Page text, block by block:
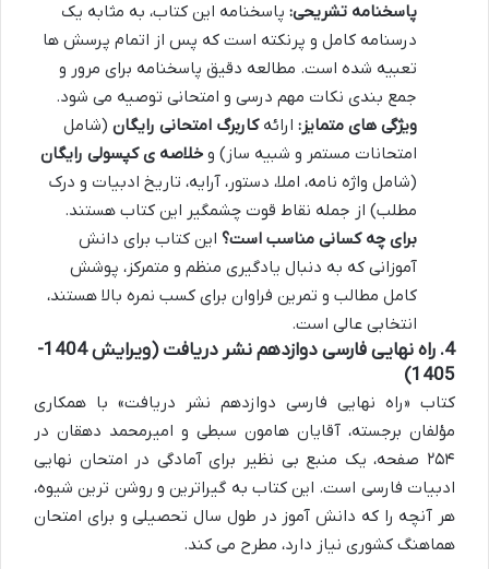
پاسخنامه تشریحی: پاسخنامه این کتاب، به مثابه یک
درسنامه کامل و پرنکته است که پس از اتمام پرسش ها
تعبیه شده است. مطالعه دقیق پاسخنامه برای مرور و
جمع بندی نکات مهم درسی و امتحانی توصیه می شود.
ویژگی های متمایز: ارائهکاربرگ امتحانی رایگان (شامل
امتحانات مستمر و شبیه ساز) و خلاصه ی کپسولی رایگان
(شامل واژه نامه، املا، دستور، آرایه، تاریخ ادبیات و درک
مطلب) از جمله نقاط قوت چشمگیر این کتاب هستند.
برای چه کسانی مناسب است؟ این کتاب برای دانش
آموزانی که به دنبال یادگیری منظم و متمرکز، پوشش
کامل مطالب و تمرین فراوان برای کسب نمره بالا هستند،
انتخابی عالی است.
4. راه نهایی فارسی دوازدهم نشر دریافت (ویرایش 1404-
1405)
کتاب «راه نهایی فارسی دوازدهم نشر دریافت» با همکاری
مؤلفان برجسته، آقایان هامون سبطی و امیرمحمد دهقان در
۲۵۴ صفحه، یک منبع بی نظیر برای آمادگی در امتحان نهایی
ادبیات فارسی است. این کتاب به گیراترین و روشن ترین شیوه،
هر آنچه را که دانش آموز در طول سال تحصیلی و برای امتحان
هماهنگ کشوری نیاز دارد، مطرح می کند.